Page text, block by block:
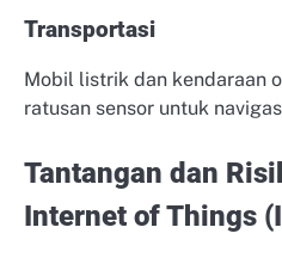
Transportasi
Mobil listrik dan kendaraan
ratusan sensor untuk
Tantangan dan
Internet of Things